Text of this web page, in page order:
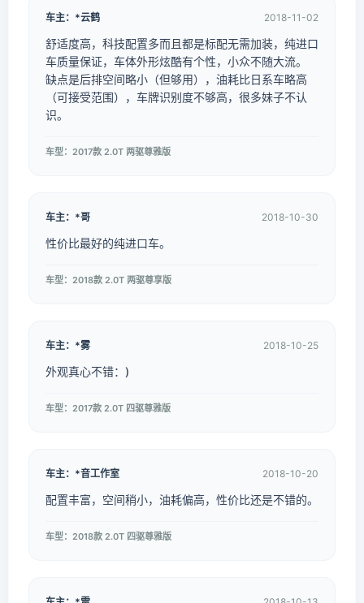
车主：*云鹤 2018-11-02
舒适度高，科技配置多而且都是标配无需加装，纯进口
车质量保证，车体外形炫酷有个性，小众不随大流。
缺点是后排空间略小（但够用），油耗比日系车略高
（可接受范围），车牌识别度不够高，很多妹子不认
识。
车型：2017款 2.0T 两驱尊雅版
车主：*哥 2018-10-30
性价比最好的纯进口车。
车型：2018款 2.0T 两驱尊享版
车主：*雾 2018-10-25
外观真心不错：)
车型：2017款 2.0T 四驱尊雅版
车主：*音工作室 2018-10-20
配置丰富，空间稍小，油耗偏高，性价比还是不错的。
车型：2018款 2.0T 四驱尊雅版